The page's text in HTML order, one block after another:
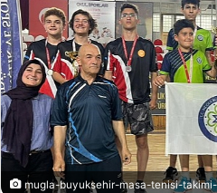
mugla-buyuksehir-masa-tenisi-